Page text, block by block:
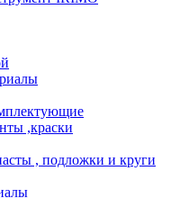
,краски
, подложки и круги